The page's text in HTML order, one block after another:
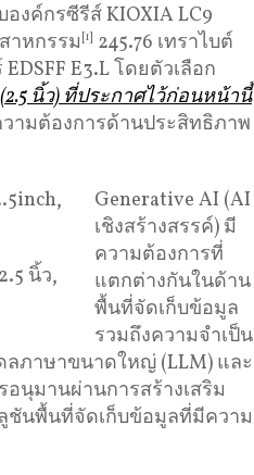
งค์กรซีรีส์ KIOXIA LC9
าหกรรม [1] 245.76 เทราไบต์
E3.L โดยตัวเลือก
(2.5 นิ้ว) ที่ประกาศไว้ก่อนหน้านี้
ามต้องการด้านประสิทธิภาพ
นิ้ว,
Generative AI (AI
เชิงสร้างสรรค์) มี
ความต้องการที่
แตกต่างกันในด้าน
พื้นที่จัดเก็บข้อมูล
รวมถึงความจำเป็น
ภาษาขนาดใหญ่ (LLM) และ
อนุมานผ่านการสร้างเสริม
ชันพื้นที่จัดเก็บข้อมูลที่มีความ